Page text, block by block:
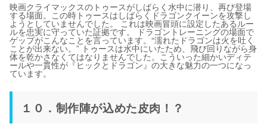
映画クライマックスのトゥースがしばらく水中に潜り、再び登場
する場面。この時トゥースはしばらくドラゴンクイーンを攻撃し
ようとしていませんでした。 これは映画冒頭に設定したあるルー
ルを忠実に守っていた証拠です。 ドラゴントレーニングの場面で
ゲップがこんなことを言っています。“濡れたドラゴンは火を吐く
ことが出来ない。” トゥースは水中にいたため、飛び回りながら身
体を乾かさなくてはなりませんでした。こういった細かいディテ
ールや一貫性が『ヒックとドラゴン』の大きな魅力の一つになっ
ています。
１０．制作陣が込めた皮肉！？